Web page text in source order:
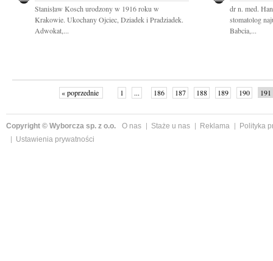
Stanisław Kosch urodzony w 1916 roku w
Krakowie. Ukochany Ojciec, Dziadek i Pradziadek.
Adwokat,...
dr n. med.
stomatolog
Babcia,...
« poprzednie 1 ... 186 187 188 189 190 191
Copyright © Wyborcza sp. z o.o. O nas Staże u nas Reklama
Polityka
Ustawienia prywatności